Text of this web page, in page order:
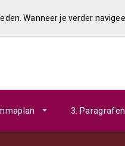
Wanneer je verder
3. Paragrafen